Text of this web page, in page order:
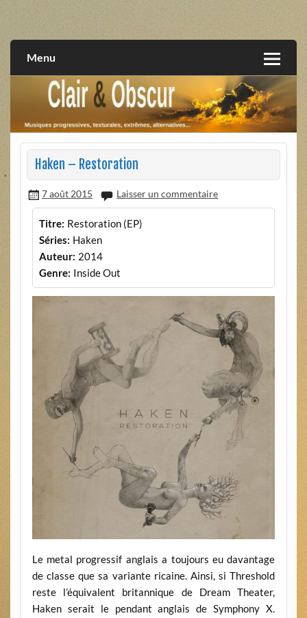
extrêmes, alternatives, texturales
Menu
Haken – Restoration
7 août 2015 Laisser un commentaire
Titre: Restoration (EP)
Séries: Haken
Auteur: 2014
Genre: Inside Out
Le metal progressif anglais a toujours eu davantage
de classe que sa variante ricaine. Ainsi, si Threshold
reste l’équivalent britannique de Dream Theater,
Haken serait le pendant anglais de Symphony X.